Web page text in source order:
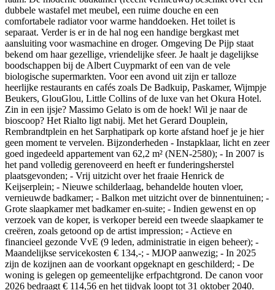
dubbele wastafel met meubel, een ruime douche en een
comfortabele radiator voor warme handdoeken. Het toilet is
separaat. Verder is er in de hal nog een handige bergkast met
aansluiting voor wasmachine en droger. Omgeving De Pijp staat
bekend om haar gezellige, vriendelijke sfeer. Je haalt je dagelijkse
boodschappen bij de Albert Cuypmarkt of een van de vele
biologische supermarkten. Voor een avond uit zijn er talloze
heerlijke restaurants en cafés zoals De Badkuip, Paskamer, Wijmpje
Beukers, GlouGlou, Little Collins of de luxe van het Okura Hotel.
Zin in een ijsje? Massimo Gelato is om de hoek! Wil je naar de
bioscoop? Het Rialto ligt nabij. Met het Gerard Douplein,
Rembrandtplein en het Sarphatipark op korte afstand hoef je je hier
geen moment te vervelen. Bijzonderheden - Instapklaar, licht en zeer
goed ingedeeld appartement van 62,2 m² (NEN-2580); - In 2007 is
het pand volledig gerenoveerd en heeft er funderingsherstel
plaatsgevonden; - Vrij uitzicht over het fraaie Henrick de
Keijserplein; - Nieuwe schilderlaag, behandelde houten vloer,
vernieuwde badkamer; - Balkon met uitzicht over de binnentuinen; -
Grote slaapkamer met badkamer en-suite; - Indien gewenst en op
verzoek van de koper, is verkoper bereid een tweede slaapkamer te
creëren, zoals getoond op de artist impression; - Actieve en
financieel gezonde VvE (9 leden, administratie in eigen beheer); -
Maandelijkse servicekosten € 134,-; - MJOP aanwezig; - In 2025
zijn de kozijnen aan de voorkant opgeknapt en geschilderd; - De
woning is gelegen op gemeentelijke erfpachtgrond. De canon voor
2026 bedraagt € 114,56 en het tijdvak loopt tot 31 oktober 2040.